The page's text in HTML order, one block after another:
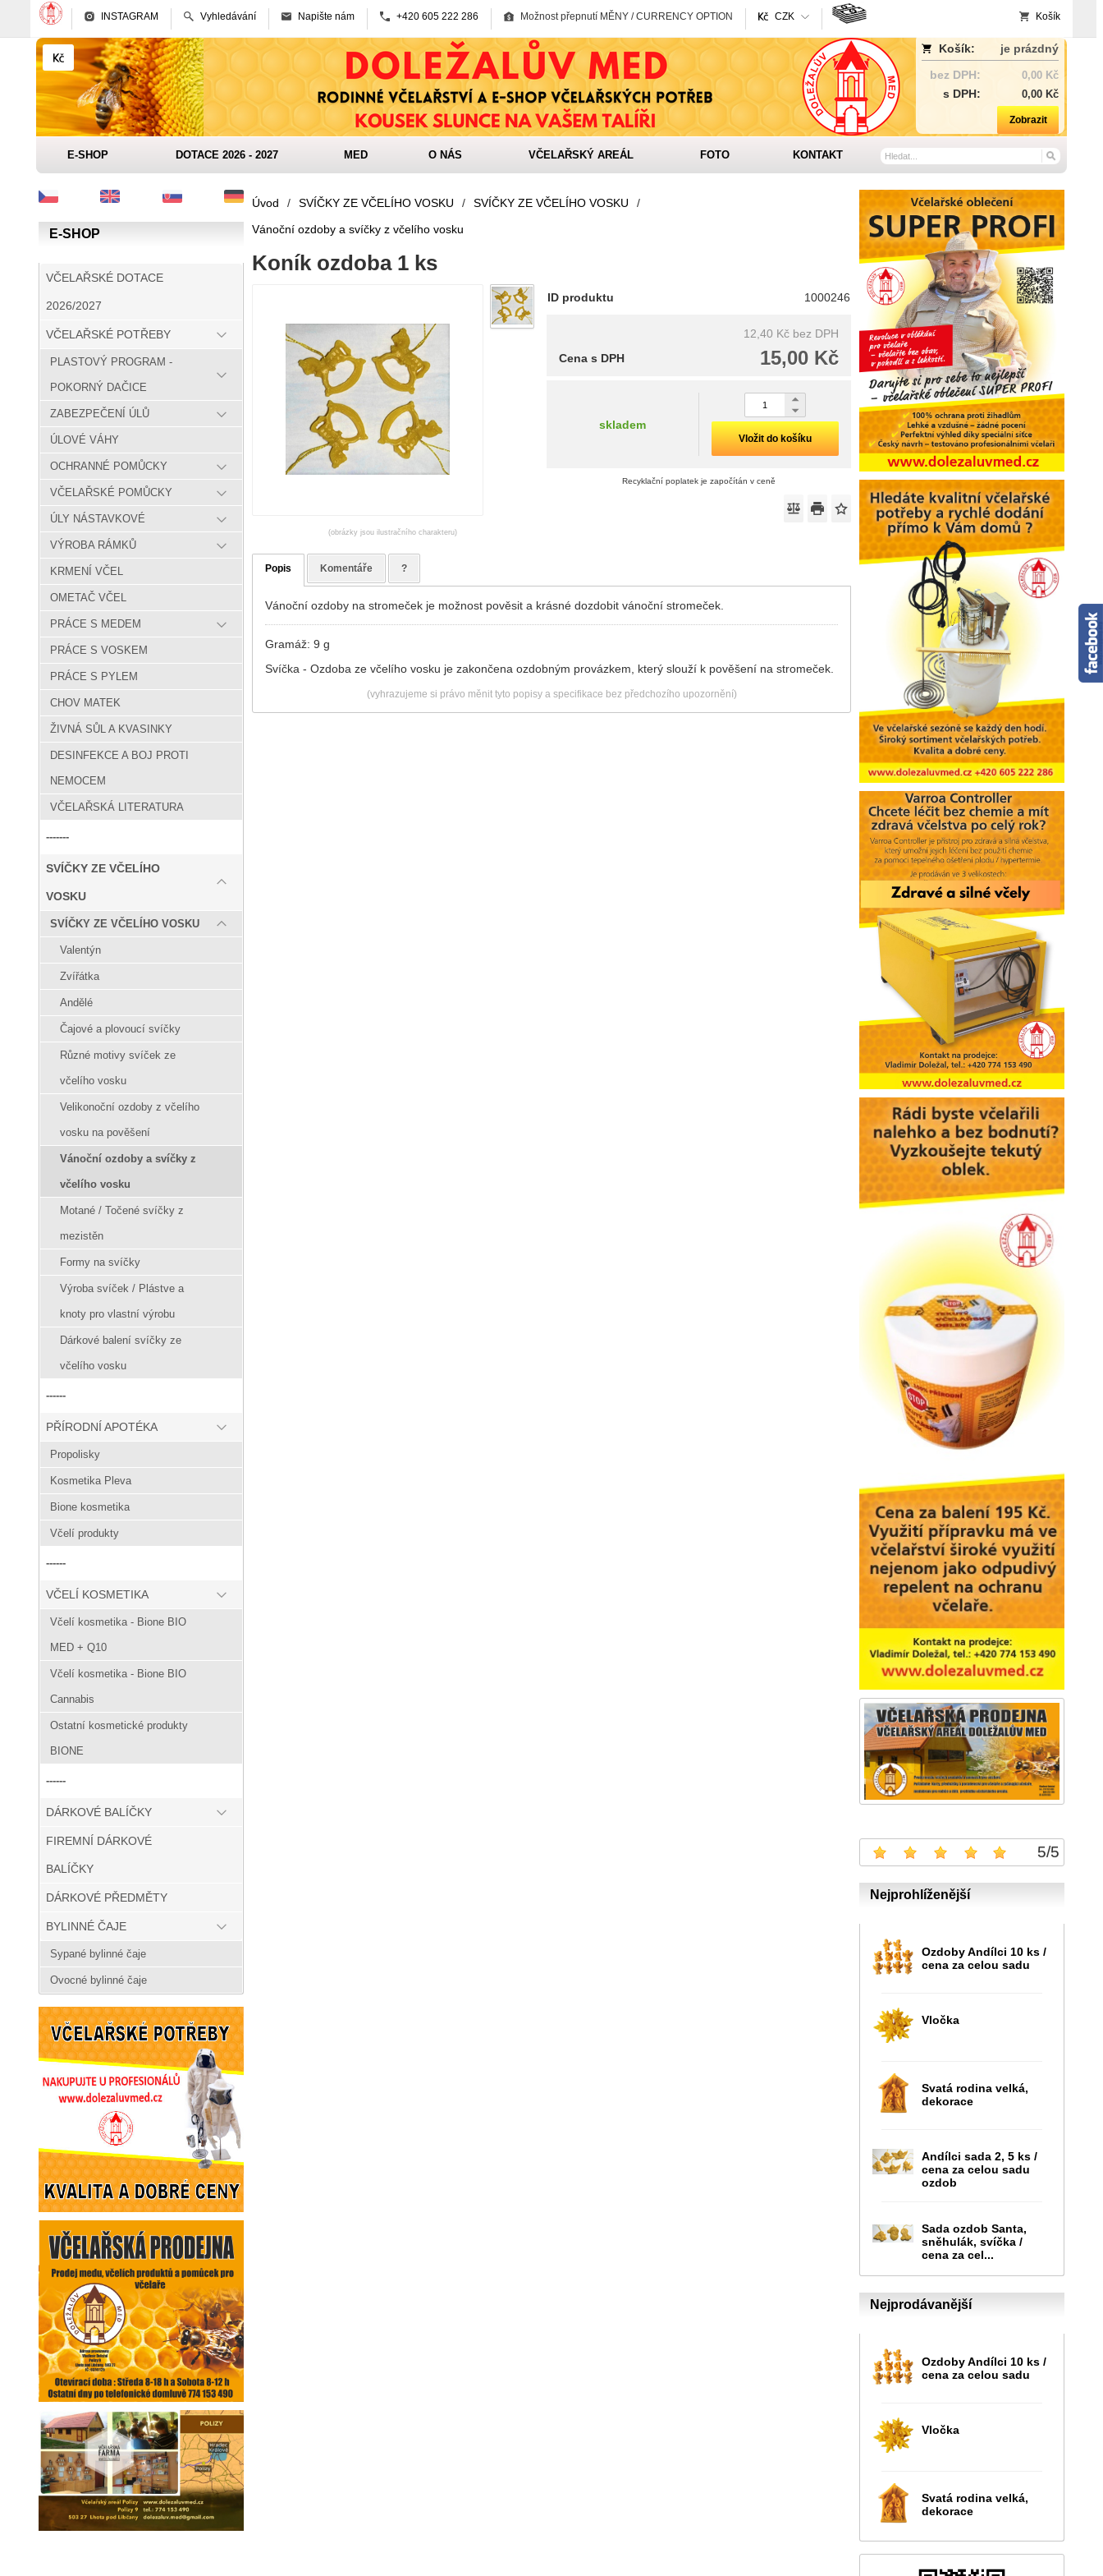
INSTAGRAM Vyhledávání Napište nám +420 605 222 286 Možnost přepnutí MĚNY / CURRENCY OPTION CZK Košík
Košík:
je prázdný
bez DPH:
0,00 Kč
s DPH: 0,00 Kč
Zobrazit
E-SHOP DOTACE 2026 - 2027 MED O NÁS VČELAŘSKÝ AREÁL FOTO KONTAKT
E-SHOP
VČELAŘSKÉ DOTACE
2026/2027
VČELAŘSKÉ POTŘEBY
PLASTOVÝ PROGRAM -
POKORNÝ DAČICE
ZABEZPEČENÍ ÚLŮ
ÚLOVÉ VÁHY
OCHRANNÉ POMŮCKY
VČELAŘSKÉ POMŮCKY
ÚLY NÁSTAVKOVÉ
VÝROBA RÁMKŮ
KRMENÍ VČEL
OMETAČ VČEL
PRÁCE S MEDEM
PRÁCE S VOSKEM
PRÁCE S PYLEM
CHOV MATEK
ŽIVNÁ SŮL A KVASINKY
DESINFEKCE A BOJ PROTI
NEMOCEM
VČELAŘSKÁ LITERATURA
-------
SVÍČKY ZE VČELÍHO
VOSKU
SVÍČKY ZE VČELÍHO VOSKU
Valentýn
Zvířátka
Andělé
Čajové a plovoucí svíčky
Různé motivy svíček ze
včelího vosku
Velikonoční ozdoby z včelího
vosku na pověšení
Vánoční ozdoby a svíčky z
včelího vosku
Motané / Točené svíčky z
mezistěn
Formy na svíčky
Výroba svíček / Plástve a
knoty pro vlastní výrobu
Dárkové balení svíčky ze
včelího vosku
------
PŘÍRODNÍ APOTÉKA
Propolisky
Kosmetika Pleva
Bione kosmetika
Včelí produkty
------
VČELÍ KOSMETIKA
Včelí kosmetika - Bione BIO
MED + Q10
Včelí kosmetika - Bione BIO
Cannabis
Ostatní kosmetické produkty
BIONE
------
DÁRKOVÉ BALÍČKY
FIREMNÍ DÁRKOVÉ
BALÍČKY
DÁRKOVÉ PŘEDMĚTY
BYLINNÉ ČAJE
Sypané bylinné čaje
Ovocné bylinné čaje
5/5
Nejprohlíženější
Ozdoby Andílci 10 ks /
cena za celou sadu
Vločka
Svatá rodina velká,
dekorace
Andílci sada 2, 5 ks /
cena za celou sadu
ozdob
Sada ozdob Santa,
sněhulák, svíčka /
cena za cel...
Nejprodávanější
Ozdoby Andílci 10 ks /
cena za celou sadu
Vločka
Svatá rodina velká,
dekorace
Úvod / SVÍČKY ZE VČELÍHO VOSKU / SVÍČKY ZE VČELÍHO VOSKU
/
Vánoční ozdoby a svíčky z včelího vosku
Koník ozdoba 1 ks
(obrázky jsou ilustračního charakteru)
ID produktu 1000246
12,40 Kč bez DPH
15,00 Kč
Cena s DPH
skladem
Vložit do košíku
Recyklační poplatek je započítán v ceně
Popis Komentáře ?
Vánoční ozdoby na stromeček je možnost pověsit a krásné dozdobit vánoční stromeček.
Gramáž: 9 g
Svíčka - Ozdoba ze včelího vosku je zakončena ozdobným provázkem, který slouží k pověšení na stromeček.
(vyhrazujeme si právo měnit tyto popisy a specifikace bez předchozího upozornění)